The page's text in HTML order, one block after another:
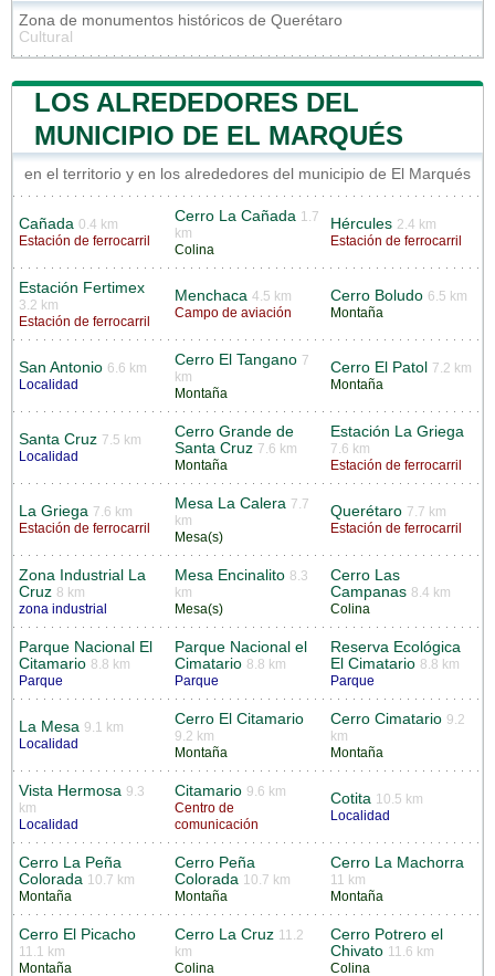
Zona de monumentos históricos de Querétaro
Cultural
LOS ALREDEDORES DEL
MUNICIPIO DE EL MARQUÉS
en el territorio y en los alrededores del municipio de El Marqués
Cañada 0.4 km
Estación de ferrocarril
Cerro La Cañada 1.7
km
Colina
Hércules 2.4 km
Estación de ferrocarril
Estación Fertimex
3.2 km
Estación de ferrocarril
Menchaca 4.5 km
Campo de aviación
Cerro Boludo 6.5 km
Montaña
San Antonio 6.6 km
Localidad
Cerro El Tangano 7
km
Montaña
Cerro El Patol
7.2 km
Montaña
Santa Cruz 7.5 km
Localidad
Cerro Grande de
Santa Cruz 7.6 km
Montaña
Estación La Griega
7.6 km
Estación de ferrocarril
La Griega 7.6 km
Estación de ferrocarril
Mesa La Calera 7.7
km
Mesa(s)
Querétaro 7.7 km
Estación de ferrocarril
Zona Industrial La
Cruz 8 km
zona industrial
Mesa Encinalito 8.3
km
Mesa(s)
Cerro Las
Campanas 8.4 km
Colina
Parque Nacional El
Citamario 8.8 km
Parque
Parque Nacional el
Cimatario 8.8 km
Parque
Reserva Ecológica
El Cimatario 8.8 km
Parque
La Mesa 9.1 km
Localidad
Cerro El Citamario
9.2 km
Montaña
Cerro Cimatario 9.2
km
Montaña
Vista Hermosa 9.3
km
Localidad
Citamario 9.6 km
Centro de
comunicación
Cotita 10.5 km
Localidad
Cerro La Peña
Colorada 10.7 km
Montaña
Cerro Peña
Colorada 10.7 km
Montaña
Cerro La Machorra
11 km
Montaña
Cerro El Picacho
11.1 km
Montaña
Cerro La Cruz 11.2
km
Colina
Cerro Potrero el
Chivato 11.6 km
Colina